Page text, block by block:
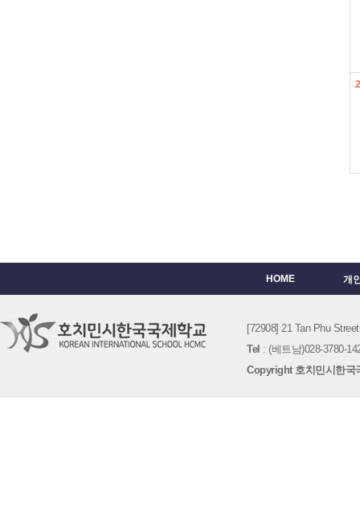
HOME 개
[72908] 21 Tan Phu
Tel : (베트남)028-3780-
Copyright 호치민시한국